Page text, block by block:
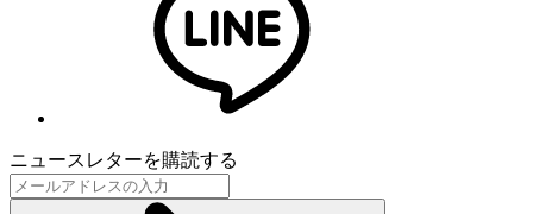
ニュースレターを購読する